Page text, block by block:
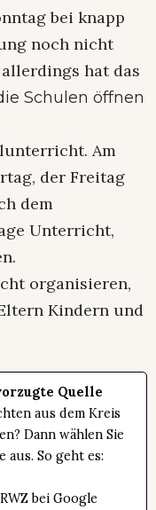
bei knapp
noch nicht
hat das
Schulen öffnen
Am
der Freitag
dem
Unterricht,
organisieren,
Kindern und
Quelle
aus dem Kreis
Dann wählen Sie
aus. So geht es:
bei Google